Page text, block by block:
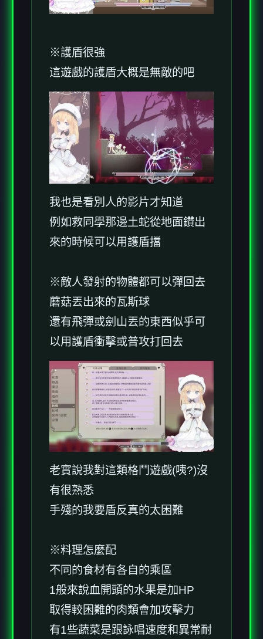
※護盾很強
這遊戲的護盾大概是無敵的吧
我也是看別人的影片才知道
例如救同學那邊土蛇從地面鑽出
來的時候可以用護盾擋
※敵人發射的物體都可以彈回去
蘑菇丟出來的瓦斯球
還有飛彈或劍山丟的東西似乎可
以用護盾衝擊或普攻打回去
老實說我對這類格鬥遊戲(咦?)沒
有很熟悉
手殘的我要盾反真的太困難
※料理怎麼配
不同的食材有各自的乘區
1般來說血開頭的水果是加HP
取得較困難的肉類會加攻擊力
有1些蔬菜是跟詠唱速度和異常耐